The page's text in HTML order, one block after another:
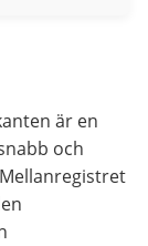
är en
och